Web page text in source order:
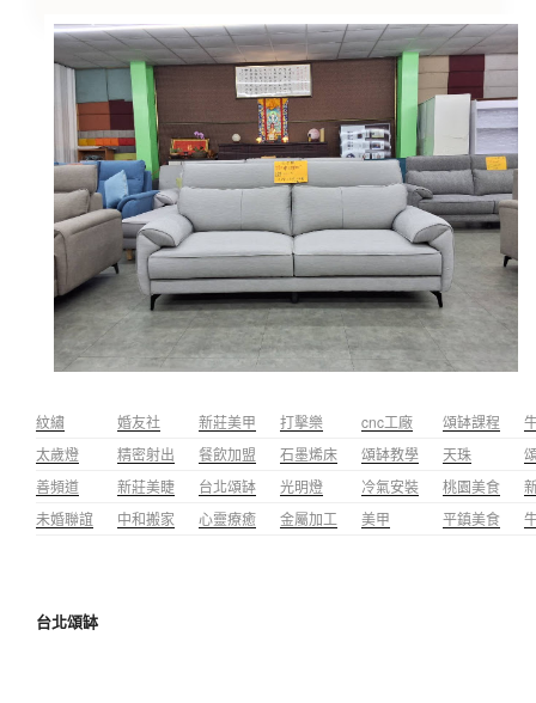
紋繡 婚友社 新莊美甲 打擊樂 cnc工廠 頌缽課程
太歲燈
精密射出 餐飲加盟 石墨烯床 頌缽教學 天珠
善頻道
新莊美睫 台北頌缽 光明燈 冷氣安裝 桃園美食
未婚聯誼
中和搬家 心靈療癒 金屬加工 美甲 平鎮美食
台北頌缽